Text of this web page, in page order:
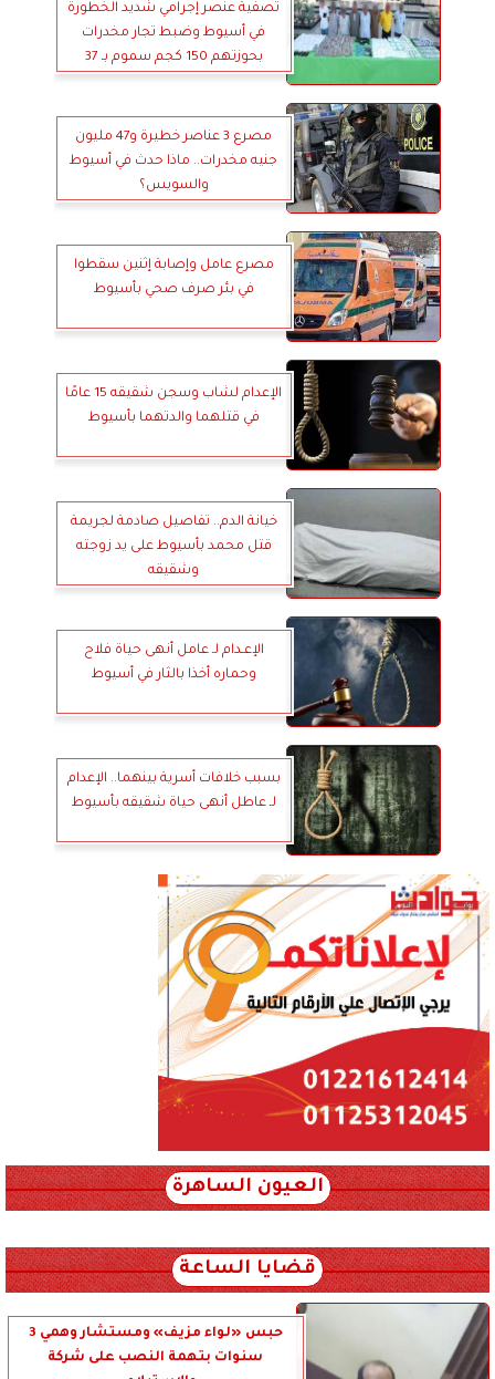
تصفية عنصر إجرامي شديد الخطورة
في أسيوط وضبط تجار مخدرات
بحوزتهم 150 كجم سموم بـ 37
مصرع 3 عناصر خطيرة و47 مليون
جنيه مخدرات.. ماذا حدث في أسيوط
والسويس؟
مصرع عامل وإصابة إثنين سقطوا
في بئر صرف صحي بأسيوط
الإعدام لشاب وسجن شقيقه 15 عامًا
في قتلهما والدتهما بأسيوط
خيانة الدم.. تفاصيل صادمة لجريمة
قتل محمد بأسيوط على يد زوجته
وشقيقه
الإعـدام لـ عامل أنهى حياة فلاح
وحماره أخذا بالثار في أسيوط
بسبب خلافات أسرية بينهما.. الإعدام
لـ عاطل أنهى حياة شقيقه بأسيوط
العيون الساهرة
قضايا الساعة
حبس «لواء مزيف» ومستشار وهمي 3
سنوات بتهمة النصب على شركة